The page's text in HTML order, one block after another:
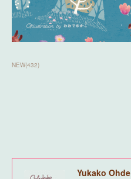
NEW(432)
Yukako Ohde